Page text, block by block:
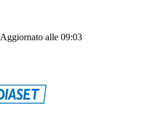
Aggiornato alle 09:03